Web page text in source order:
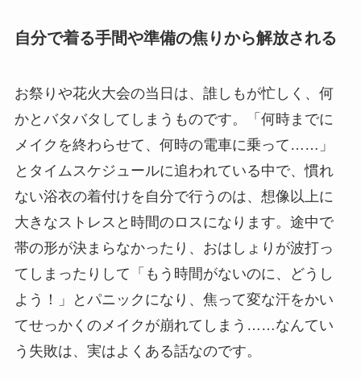
自分で着る手間や準備の焦りから解放される
お祭りや花火大会の当日は、誰しもが忙しく、何
かとバタバタしてしまうものです。「何時までに
メイクを終わらせて、何時の電車に乗って……」
とタイムスケジュールに追われている中で、慣れ
ない浴衣の着付けを自分で行うのは、想像以上に
大きなストレスと時間のロスになります。途中で
帯の形が決まらなかったり、おはしょりが波打っ
てしまったりして「もう時間がないのに、どうし
よう！」とパニックになり、焦って変な汗をかい
てせっかくのメイクが崩れてしまう……なんてい
う失敗は、実はよくある話なのです。